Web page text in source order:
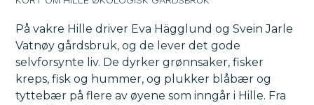
På vakre Hille driver Eva Hägglund og Svein Jarle
Vatnøy gårdsbruk, og de lever det gode
selvforsynte liv. De dyrker grønnsaker, fisker
kreps, fisk og hummer, og plukker blåbær og
tyttebær på flere av øyene som inngår i Hille. Fra